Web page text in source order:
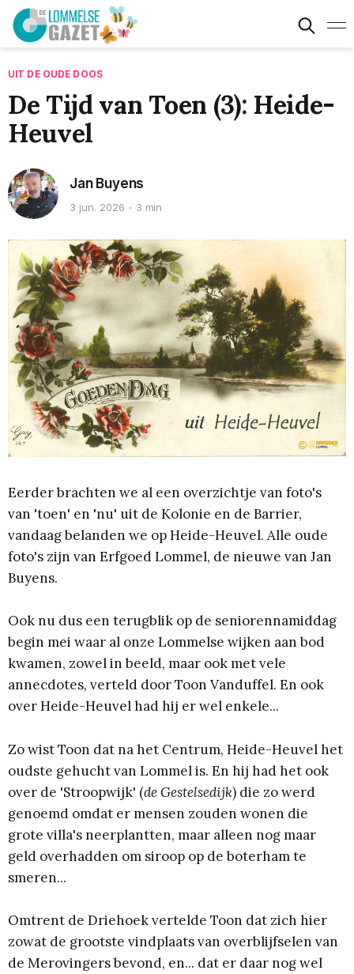
UIT DE OUDE DOOS
De Tijd van Toen (3): Heide-
Heuvel
Jan Buyens
3 jun. 2026 3 min
Eerder brachten we al een overzichtje van foto's
van 'toen' en 'nu' uit de Kolonie en de Barrier,
vandaag belanden we op Heide-Heuvel. Alle oude
foto's zijn van Erfgoed Lommel, de nieuwe van Jan
Buyens.
Ook nu dus een terugblik op de seniorennamiddag
begin mei waar al onze Lommelse wijken aan bod
kwamen, zowel in beeld, maar ook met vele
annecdotes, verteld door Toon Vanduffel. En ook
over Heide-Heuvel had hij er wel enkele...
Zo wist Toon dat na het Centrum, Heide-Heuvel het
oudste gehucht van Lommel is. En hij had het ook
over de 'Stroopwijk' (de Gestelsedijk) die zo werd
genoemd omdat er mensen zouden wonen die
grote villa's neerplantten, maar alleen nog maar
geld overhadden om siroop op de boterham te
smeren...
Omtrent de Driehoek vertelde Toon dat zich hier
zowat de grootste vindplaats van overblijfselen van
de Merovingers bevond, en... dat er daar nog wel